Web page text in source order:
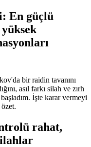
En güçlü
bir raidin tavanını
asıl farkı silah ve zırh
İşte karar vermeyi
rahat,